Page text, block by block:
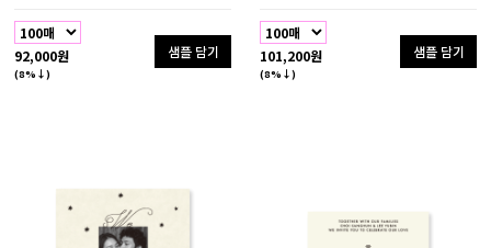
92,000원
(8%↓)
샘플 담기 101,200원
(8%↓)
샘플 담기